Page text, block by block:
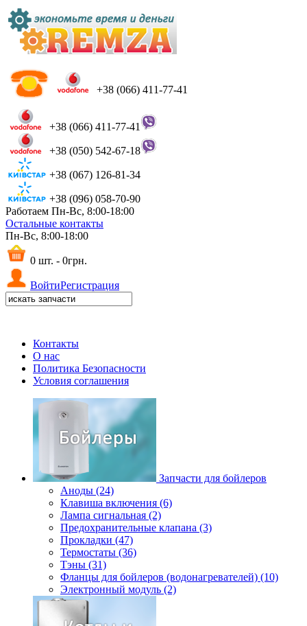
+38 (066) 411-77-41
+38 (066) 411-77-41
+38 (050) 542-67-18
+38 (067) 126-81-34
+38 (096) 058-70-90
Работаем Пн-Вс, 8:00-18:00
Остальные контакты
Пн-Вс, 8:00-18:00
0 шт. - 0грн.
ВойтиРегистрация
Контакты
О нас
Политика Безопасности
Условия соглашения
Запчасти для бойлеров
Аноды (24)
Клавиша включения (6)
Лампа сигнальная (2)
Предохранительные клапана (3)
Прокладки (47)
Термостаты (36)
Тэны (31)
Фланцы для бойлеров (водонагревателей) (10)
Электронный модуль (2)